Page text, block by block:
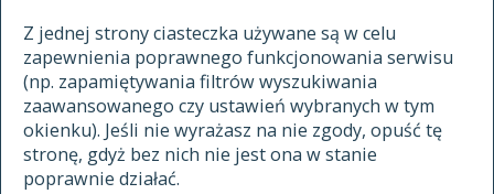
Z jednej strony ciasteczka używane są w celu
zapewnienia poprawnego funkcjonowania serwisu
(np. zapamiętywania filtrów wyszukiwania
zaawansowanego czy ustawień wybranych w tym
okienku). Jeśli nie wyrażasz na nie zgody, opuść tę
stronę, gdyż bez nich nie jest ona w stanie
poprawnie działać.
autorzy tekstów źródłowych
zasady opracowania
statystyki
najnowsze hasła
ostatnio zmodyfikowane hasła
XVII I XVIII WIEKU
znajdź hasła
zaczynające się od